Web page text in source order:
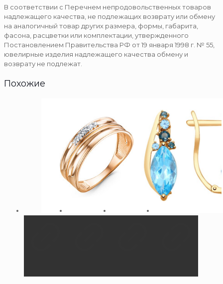
В соответствии с Перечнем непродовольственных товаров
надлежащего качества, не подлежащих возврату или обмену
на аналогичный товар других размера, формы, габарита,
фасона, расцветки или комплектации, утвержденного
Постановлением Правительства РФ от 19 января 1998 г. № 55,
ювелирные изделия надлежащего качества обмену и
возврату не подлежат.
Похожие